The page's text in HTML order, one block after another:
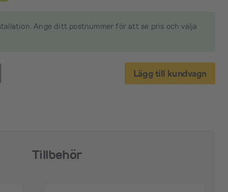
Ange ditt postnummer för att se pris och välja
Lägg till kundvagn
Tillbehör